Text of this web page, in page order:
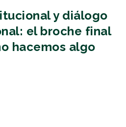
y diálogo
el broche final
hacemos algo